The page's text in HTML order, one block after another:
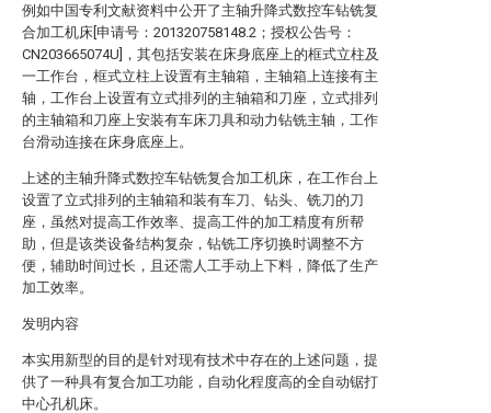
例如中国专利文献资料中公开了主轴升降式数控车钻铣复
合加工机床[申请号：201320758148.2；授权公告号：
CN203665074U]，其包括安装在床身底座上的框式立柱及
一工作台，框式立柱上设置有主轴箱，主轴箱上连接有主
轴，工作台上设置有立式排列的主轴箱和刀座，立式排列
的主轴箱和刀座上安装有车床刀具和动力钻铣主轴，工作
台滑动连接在床身底座上。
上述的主轴升降式数控车钻铣复合加工机床，在工作台上
设置了立式排列的主轴箱和装有车刀、钻头、铣刀的刀
座，虽然对提高工作效率、提高工件的加工精度有所帮
助，但是该类设备结构复杂，钻铣工序切换时调整不方
便，辅助时间过长，且还需人工手动上下料，降低了生产
加工效率。
发明内容
本实用新型的目的是针对现有技术中存在的上述问题，提
供了一种具有复合加工功能，自动化程度高的全自动锯打
中心孔机床。